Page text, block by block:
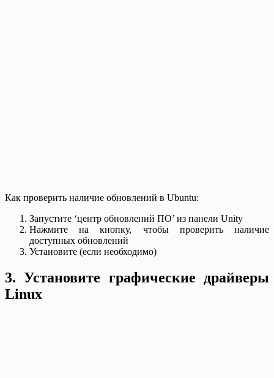
Как проверить наличие обновлений в Ubuntu:
Запустите ‘центр обновлений ПО’ из панели Unity
Нажмите на кнопку, чтобы проверить наличие
доступных обновлений
Установите (если необходимо)
3. Установите графические драйверы
Linux